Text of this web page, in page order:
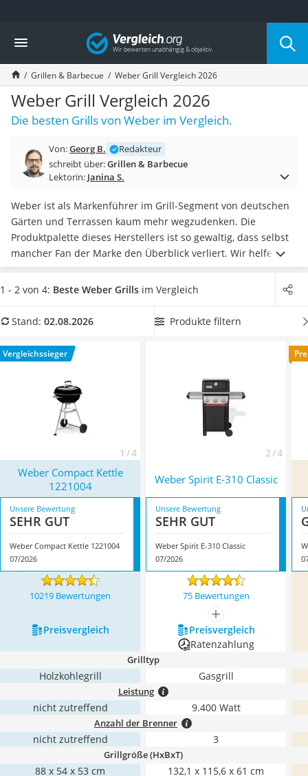
Die beliebtesten Vergleiche nach Kategorie
Baumarkt
Tresor feuerfest
Makita-Akku-Rasenmäher
Kappsäge
Smartes Türschloss
Akku-Rasentrimmer
Feuchtigkeitsmessgerät
Split-Klimaanlage 2 Innengeräte
Pelletofen
Tiefbrunnenpumpe
Fliesenschneider
Hochdruckreiniger
Doppelschleifer
Überwachungskamera
Benzinrasenmäher mit Elektrostart
Löschdecke
Winterharte Palmen
Gasdurchlauferhitzer
Vergleich
Grillen & Barbecue Weber Grill Vergleich 2026
Weber Grill Vergleich 2026
Die besten Grills von Weber im Vergleich.
Von:Georg B.
Redakteur
schreibt über:Grillen & Barbecue
Lektorin: Janina S.
Weber ist als Markenführer im Grill-Segment von deutschen
Gärten und Terrassen kaum mehr wegzudenken. Die
Produktpalette dieses Herstellers ist so gewaltig, dass selbst
mancher Fan der Marke den Überblick verliert. Wir helfen
gerne aus: In unserer Test- bzw. Vergleichstabelle finden Sie
zahlreiche Weber-Grills –hauptsächlich mit Gas, aber auch
Überblick. Ein besonders großes Modell lohnt dann, wenn Sie
Kindergeburtstag
besonderem machen möchten. Achten Sie in diesem Fall auf
ausreichend Brenner-Leistung. Überzeugt hat uns hier im
August 2026 besonders das Modell
Weber Compact Kettle
mit seinen Eigenschaften.
1 - 2 von 4: Beste Weber Grills im Vergleich
Stand: 02.08.2026 Produkte filtern
Vergleichssieger
1 / 4 2 / 4
Weber Compact Kettle
1221004
Weber Spirit E-310 Classic
Unsere Bewertung
SEHR GUT
Weber Compact Kettle 1221004
07/2026
Unsere Bewertung
SEHR GUT
Weber Spirit E-310 Classic
07/2026
10219 Bewertungen 75 Bewertungen
mehr anzeigen
Preis­vergleich
Preis­vergleich
Ratenzahlung
Grilltyp
Holzkohlegrill Gasgrill
Leistung
nicht zutreffend 9.400 Watt
Anzahl der Brenner
nicht zutreffend 3
Grillgröße (HxBxT)
88 x 54 x 53 cm 132,1 x 115,6 x 61 cm